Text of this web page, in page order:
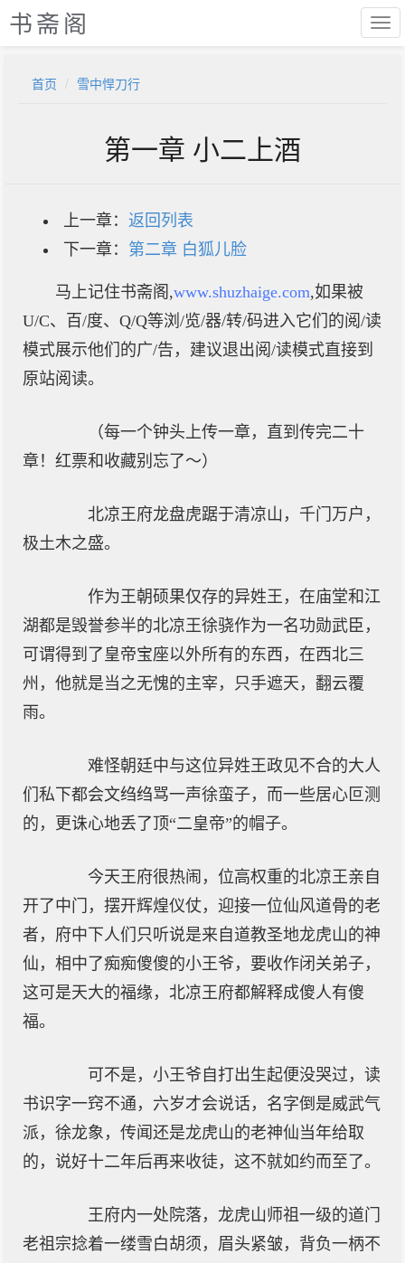
书斋阁
首页 雪中悍刀行
第一章 小二上酒
上一章： 返回列表
下一章： 第二章 白狐儿脸
马上记住书斋阁,www.shuzhaige.com,如果被
U/C、百/度、Q/Q等浏/览/器/转/码进入它们的阅/读
模式展示他们的广/告，建议退出阅/读模式直接到
原站阅读。
（每一个钟头上传一章，直到传完二十
章！红票和收藏别忘了～）
北凉王府龙盘虎踞于清凉山，千门万户，
极土木之盛。
作为王朝硕果仅存的异姓王，在庙堂和江
湖都是毁誉参半的北凉王徐骁作为一名功勋武臣，
可谓得到了皇帝宝座以外所有的东西，在西北三
州，他就是当之无愧的主宰，只手遮天，翻云覆
雨。
难怪朝廷中与这位异姓王政见不合的大人
们私下都会文绉绉骂一声徐蛮子，而一些居心叵测
的，更诛心地丢了顶“二皇帝”的帽子。
今天王府很热闹，位高权重的北凉王亲自
开了中门，摆开辉煌仪仗，迎接一位仙风道骨的老
者，府中下人们只听说是来自道教圣地龙虎山的神
仙，相中了痴痴傻傻的小王爷，要收作闭关弟子，
这可是天大的福缘，北凉王府都解释成傻人有傻
福。
可不是，小王爷自打出生起便没哭过，读
书识字一窍不通，六岁才会说话，名字倒是威武气
派，徐龙象，传闻还是龙虎山的老神仙当年给取
的，说好十二年后再来收徒，这不就如约而至了。
王府内一处院落，龙虎山师祖一级的道门
老祖宗捻着一缕雪白胡须，眉头紧皱，背负一柄不